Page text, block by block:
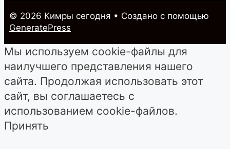
© 2026 Кимры cегодня • Создано с помощью
GeneratePress
Мы используем cookie-файлы для
наилучшего представления нашего
сайта. Продолжая использовать этот
сайт, вы соглашаетесь с
использованием cookie-файлов.
Принять